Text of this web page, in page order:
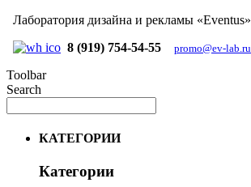
Лаборатория дизайна и рекламы «Eventus»
8 (919) 754-54-55
promo@ev-lab.ru
Toolbar
Search
КАТЕГОРИИ
Категории